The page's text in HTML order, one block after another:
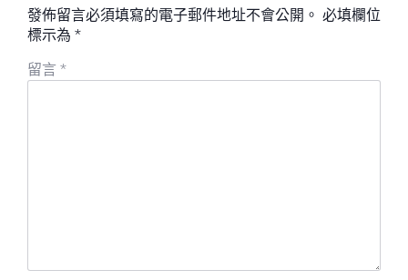
發佈留言必須填寫的電子郵件地址不會公開。 必填欄位
標示為 *
留言 *